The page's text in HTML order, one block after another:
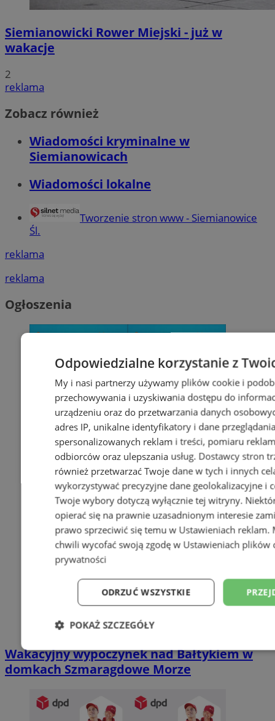
Siemianowicki Rower Miejski - już w
wakacje
2
reklama
Zobacz również
Wiadomości kryminalne w
Siemianowicach
Wiadomości lokalne
Tworzenie stron www - Siemianowice
Śl.
reklama
reklama
Ogłoszenia
Wakacyjny wypoczynek nad Bałtykiem w
domkach Szmaragdowe Morze
Odpowiedzialne korzystanie z
My i nasi partnerzy używamy plików cookie i
przechowywania i uzyskiwania dostępu do
urządzeniu oraz do przetwarzania danych
adres IP, unikalne identyfikatory i dane
spersonalizowanych reklam i treści, pomiaru
odbiorców oraz ulepszania usług. Dostawcy stron
również przetwarzać Twoje dane w tych i innych
wykorzystywać precyzyjne dane geolokalizacyjne i
Twoje wybory dotyczą wyłącznie tej witryny.
opierać się na prawnie uzasadnionym interesie
prawo sprzeciwić się temu w Ustawieniach reklam.
chwili wycofać swoją zgodę w Ustawieniach plików
prywatności
ODRZUĆ WSZYSTKIE
POKAŻ SZCZEGÓŁY
Niezbędne Wydajność